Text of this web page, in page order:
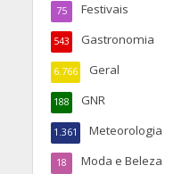
Festivais
75
Gastronomia
543
Geral
6.766
GNR
188
Meteorologia
1.361
Moda e Beleza
18